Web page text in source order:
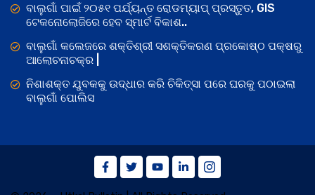
ବାଲୁଗାଁ ପାଇଁ ୨୦୫୧ ପର୍ଯ୍ୟନ୍ତ ରୋଡମ୍ୟାପ୍ ପ୍ରସ୍ତୁତ, GIS
ଟେକନୋଲୋଜିରେ ହେବ ସ୍ମାର୍ଟ ବିକାଶ..
ବାଲୁଗାଁ କଲେଜରେ ଶକ୍ତିଶ୍ରୀ ସଶକ୍ତିକରଣ ପ୍ରକୋଷ୍ଠ ପକ୍ଷରୁ
ଆଲୋଚନାଚକ୍ର |
ନିଶାଶକ୍ତ ଯୁବକକୁ ଉଦ୍ଧାର କରି ଚିକିତ୍ସା ପରେ ଘରକୁ ପଠାଇଲା
ବାଲୁଗାଁ ପୋଲିସ